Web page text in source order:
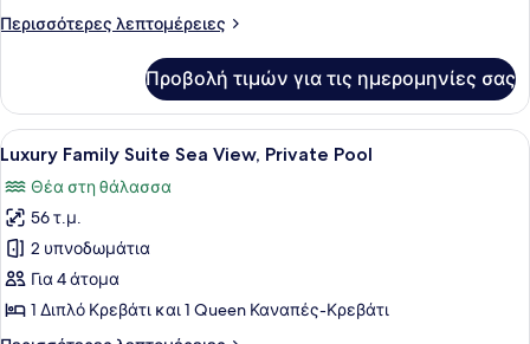
Sea
Περισσότερες λεπτομέρειες
Περισσότερες
Senior
Suite
Sea
Προβολή τιμών για τις ημερομηνίες σας
Προβολή
όλων
των
φωτογραφιών
για
Luxury
Family
Ένα μοντέρνο σαλόνι με θέα
13
Luxury Family Suite Sea View, Private Pool
Θέα στη θάλασσα
56 τ.μ.
2 υπνοδωμάτια
Για 4 άτομα
1 Διπλό Κρεβάτι και 1 Queen Καναπές-Κρεβάτι